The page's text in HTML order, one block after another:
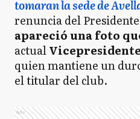
tomaran la sede de
renuncia del
apareció una foto
actualVicepresidente
quien mantiene un
el titular del club.
Ads